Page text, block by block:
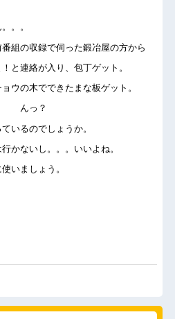
。。
組の収録で伺った鍛冶屋の方から
と連絡が入り、包丁ゲット。
ウの木でできたまな板ゲット。
んっ？
いるのでしょうか。
かないし。。。いいよね。
いましょう。